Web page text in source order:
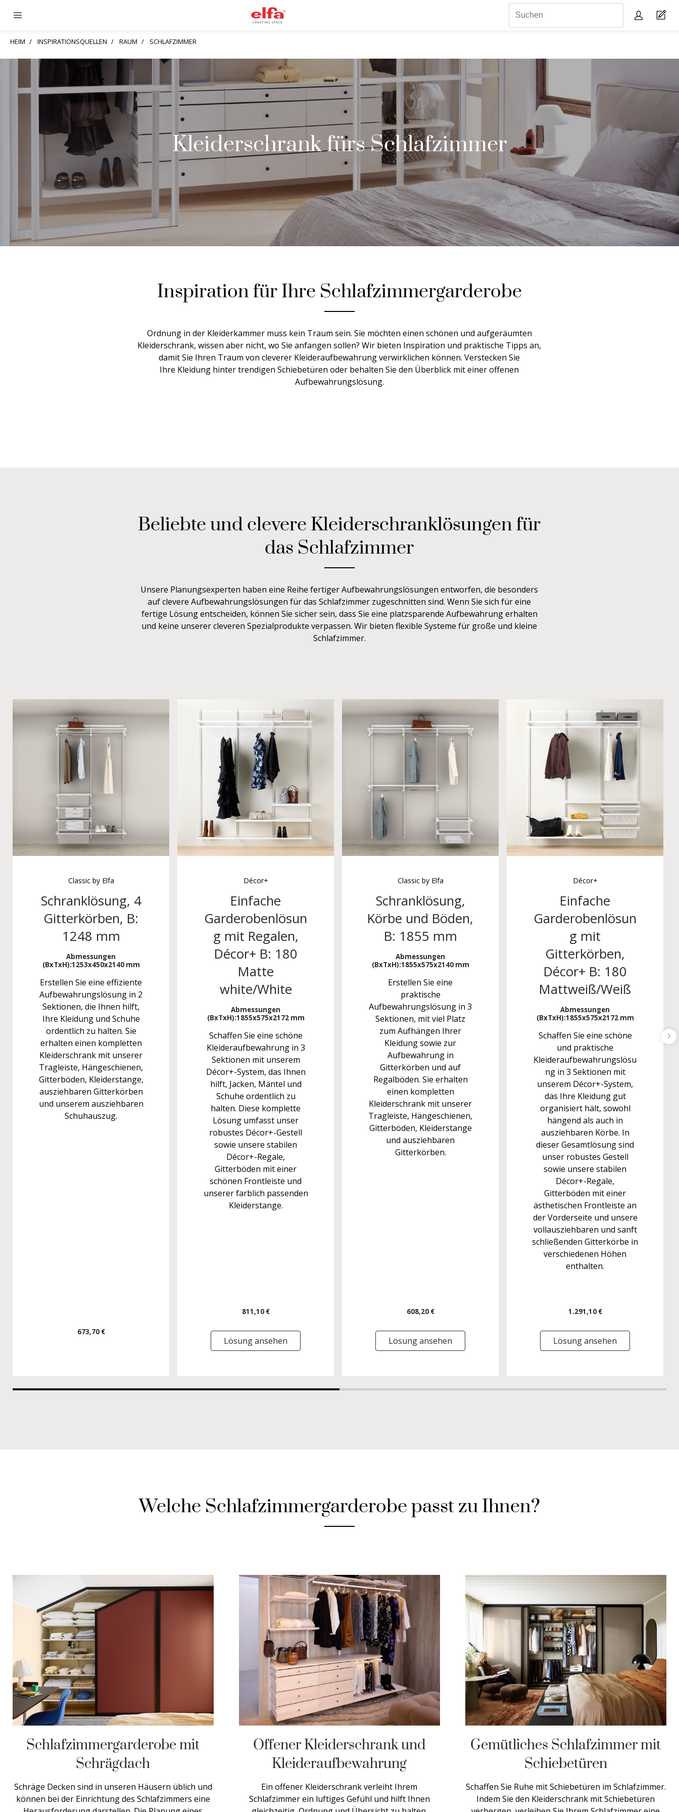
HEIM INSPIRATIONSQUELLEN RAUM SCHLAFZIMMER
Kleiderschrank fürs Schlafzimmer
Inspiration für Ihre Schlafzimmergarderobe
Ordnung in der Kleiderkammer muss kein Traum sein. Sie möchten einen schönen und aufgeräumten
Kleiderschrank, wissen aber nicht, wo Sie anfangen sollen? Wir bieten Inspiration und praktische Tipps an,
damit Sie Ihren Traum von cleverer Kleideraufbewahrung verwirklichen können. Verstecken Sie
Ihre Kleidung hinter trendigen Schiebetüren oder behalten Sie den Überblick mit einer offenen
Aufbewahrungslösung.
Beliebte und clevere Kleiderschranklösungen für
das Schlafzimmer
Unsere Planungsexperten haben eine Reihe fertiger Aufbewahrungslösungen entworfen, die besonders
auf clevere Aufbewahrungslösungen für das Schlafzimmer zugeschnitten sind. Wenn Sie sich für eine
fertige Lösung entscheiden, können Sie sicher sein, dass Sie eine platzsparende Aufbewahrung erhalten
und keine unserer cleveren Spezialprodukte verpassen. Wir bieten flexible Systeme für große und kleine
Schlafzimmer.
Classic by Elfa
Schranklösung, 4
Gitterkörben, B:
1248 mm
Abmessungen
(BxTxH):1253x450x2140 mm
Erstellen Sie eine effiziente
Aufbewahrungslösung in 2
Sektionen, die Ihnen hilft,
Ihre Kleidung und Schuhe
ordentlich zu halten. Sie
erhalten einen kompletten
Kleiderschrank mit unserer
Tragleiste, Hängeschienen,
Gitterböden, Kleiderstange,
ausziehbaren Gitterkörben
und unserem ausziehbaren
Schuhauszug.
673,70 €
Décor+
Einfache
Garderobenlösun
g mit Regalen,
Décor+ B: 180
Matte
white/White
Abmessungen
(BxTxH):1855x575x2172 mm
Schaffen Sie eine schöne
Kleideraufbewahrung in 3
Sektionen mit unserem
Décor+-System, das Ihnen
hilft, Jacken, Mäntel und
Schuhe ordentlich zu
halten. Diese komplette
Lösung umfasst unser
robustes Décor+-Gestell
sowie unsere stabilen
Décor+-Regale,
Gitterböden mit einer
schönen Frontleiste und
unserer farblich passenden
Kleiderstange.
811,10 €
Lösung ansehen
Classic by Elfa
Schranklösung,
Körbe und Böden,
B: 1855 mm
Abmessungen
(BxTxH):1855x575x2140 mm
Erstellen Sie eine
praktische
Aufbewahrungslösung in 3
Sektionen, mit viel Platz
zum Aufhängen Ihrer
Kleidung sowie zur
Aufbewahrung in
Gitterkörben und auf
Regalböden. Sie erhalten
einen kompletten
Kleiderschrank mit unserer
Tragleiste, Hängeschienen,
Gitterböden, Kleiderstange
und ausziehbaren
Gitterkörben.
608,20 €
Lösung ansehen
Décor+
Einfache
Garderobenlösun
g mit
Gitterkörben,
Décor+ B: 180
Mattweiß/Weiß
Abmessungen
(BxTxH):1855x575x2172 mm
Schaffen Sie eine schöne
und praktische
Kleideraufbewahrungslösu
ng in 3 Sektionen mit
unserem Décor+-System,
das Ihre Kleidung gut
organisiert hält, sowohl
hängend als auch in
ausziehbaren Körbe. In
dieser Gesamtlösung sind
unser robustes Gestell
sowie unsere stabilen
Décor+-Regale,
Gitterböden mit einer
ästhetischen Frontleiste an
der Vorderseite und unsere
vollausziehbaren und sanft
schließenden Gitterkörbe in
verschiedenen Höhen
enthalten.
1.291,10 €
Lösung ansehen
Welche Schlafzimmergarderobe passt zu Ihnen?
Schlafzimmergarderobe mit
Schrägdach
Schräge Decken sind in unseren Häusern üblich und
können bei der Einrichtung des Schlafzimmers eine
Offener Kleiderschrank und
Kleideraufbewahrung
Ein offener Kleiderschrank verleiht Ihrem
Schlafzimmer ein luftiges Gefühl und hilft Ihnen
Gemütliches Schlafzimmer mit
Schiebetüren
Schaffen Sie Ruhe mit Schiebetüren im Schlafzimmer.
Indem Sie den Kleiderschrank mit Schiebetüren